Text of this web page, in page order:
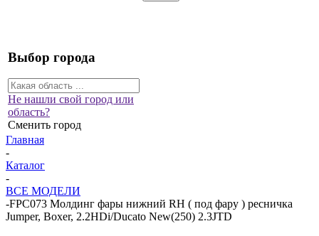
Выбор города
Не нашли свой город или
область?
Сменить город
Главная
-
Каталог
-
ВСЕ МОДЕЛИ
-FPC073 Молдинг фары нижний RH ( под фару ) ресничка
Jumper, Boxer, 2.2HDi/Ducato New(250) 2.3JTD